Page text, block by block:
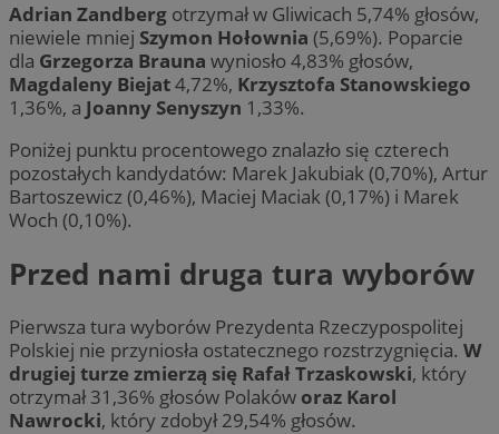
Adrian Zandberg otrzymał w Gliwicach 5,74% głosów,
niewiele mniej Szymon Hołownia (5,69%). Poparcie
dla Grzegorza Brauna wyniosło 4,83% głosów,
Magdaleny Biejat4,72%, Krzysztofa Stanowskiego
1,36%, a Joanny Senyszyn 1,33%.
Poniżej punktu procentowego znalazło się czterech
pozostałych kandydatów: Marek Jakubiak (0,70%), Artur
Bartoszewicz (0,46%), Maciej Maciak (0,17%) i Marek
Woch (0,10%).
Przed nami druga tura wyborów
Pierwsza tura wyborów Prezydenta Rzeczypospolitej
Polskiej nie przyniosła ostatecznego rozstrzygnięcia. W
drugiej turze zmierzą się Rafał Trzaskowski, który
otrzymał 31,36% głosów Polaków oraz Karol
Nawrocki, który zdobył 29,54% głosów.